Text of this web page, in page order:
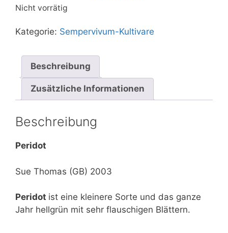
Nicht vorrätig
Kategorie: Sempervivum-Kultivare
Beschreibung
Zusätzliche Informationen
Beschreibung
Peridot
Sue Thomas (GB) 2003
Peridot ist eine kleinere Sorte und das ganze
Jahr hellgrün mit sehr flauschigen Blättern.